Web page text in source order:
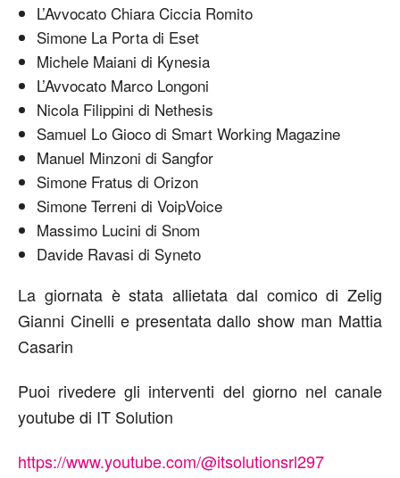
L’Avvocato Chiara Ciccia Romito
Simone La Porta di Eset
Michele Maiani di Kynesia
L’Avvocato Marco Longoni
Nicola Filippini di Nethesis
Samuel Lo Gioco di Smart Working Magazine
Manuel Minzoni di Sangfor
Simone Fratus di Orizon
Simone Terreni di VoipVoice
Massimo Lucini di Snom
Davide Ravasi di Syneto
La giornata è stata allietata dal comico di Zelig
Gianni Cinelli e presentata dallo show man Mattia
Casarin
Puoi rivedere gli interventi del giorno nel canale
youtube di IT Solution
https://www.youtube.com/@itsolutionsrl297